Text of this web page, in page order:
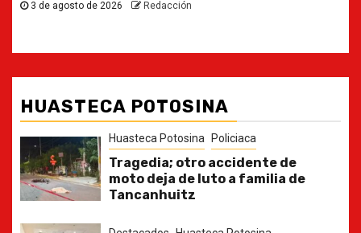
HUASTECA POTOSINA
Huasteca Potosina Policiaca
Tragedia; otro accidente de
moto deja de luto a familia de
Tancanhuitz